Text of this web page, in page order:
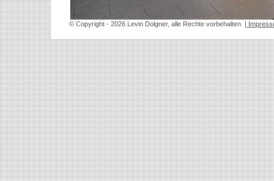
© Copyright - 2026 Levin Dolgner, alle Rechte vorbehalten |